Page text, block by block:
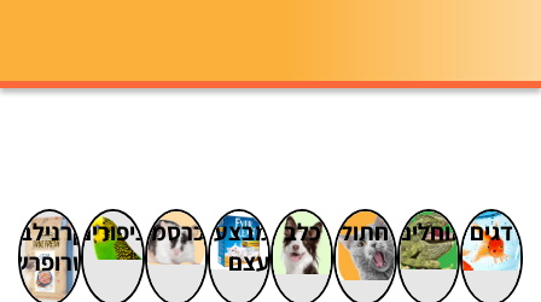
דגים זוחלים חתול כלב מבצעי
עצם
מכרסמיםציפוריםקרנילב
טרופרש